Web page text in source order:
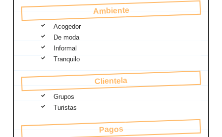
Ambiente
Acogedor
De moda
Informal
Tranquilo
Clientela
Grupos
Turistas
Pagos